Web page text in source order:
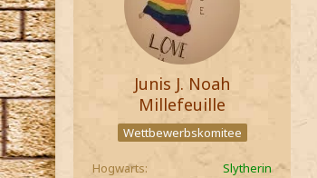
Junis J. Noah
Millefeuille
Wettbewerbskomitee
Hogwarts
Slytherin